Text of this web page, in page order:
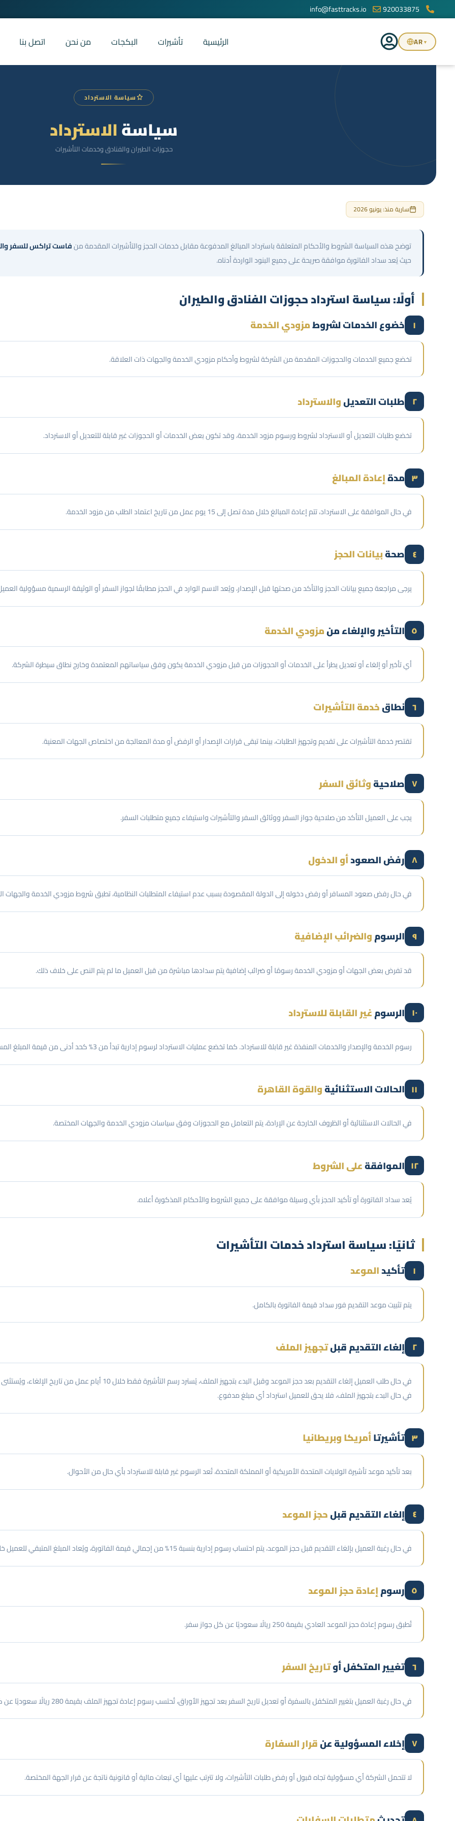
920033875
info@fasttracks.io
الرئيسية تأشيرات البكجات من نحن اتصل بنا ▼
AR
سياسة الاسترداد
سياسةالاسترداد
حجوزات الطيران والفنادق وخدمات التأشيرات
سارية منذ: يونيو 2026
توضح هذه السياسة الشروط والأحكام المتعلقة باسترداد المبالغ المدفوعة مقابل خدمات الحجز والتأشيرات المقدمة منفاست تراكس للسفر
حيث يُعد سداد الفاتورة موافقة صريحة على جميع البنود الواردة أدناه.
أولًا: سياسة استرداد حجوزات الفنادق والطيران
١ خضوع الخدمات لشروطمزودي الخدمة
تخضع جميع الخدمات والحجوزات المقدمة من الشركة لشروط وأحكام مزودي الخدمة والجهات ذات العلاقة.
٢ طلبات التعديلوالاسترداد
تخضع طلبات التعديل أو الاسترداد لشروط ورسوم مزود الخدمة، وقد تكون بعض الخدمات أو الحجوزات غير قابلة للتعديل أو الاسترداد.
٣ مدةإعادة المبالغ
في حال الموافقة على الاسترداد، تتم إعادة المبالغ خلال مدة تصل إلى 15 يوم عمل من تاريخ اعتماد الطلب من مزود الخدمة.
٤ صحةبيانات الحجز
يرجى مراجعة جميع بيانات الحجز والتأكد من صحتها قبل الإصدار، ويُعد الاسم الوارد في الحجز مطابقًا لجواز السفر أو الوثيقة الرسمية مسؤولية
٥ التأخير والإلغاء منمزودي الخدمة
أي تأخير أو إلغاء أو تعديل يطرأ على الخدمات أو الحجوزات من قبل مزودي الخدمة يكون وفق سياساتهم المعتمدة وخارج نطاق سيطرة الشركة.
٦ نطاقخدمة التأشيرات
تقتصر خدمة التأشيرات على تقديم وتجهيز الطلبات، بينما تبقى قرارات الإصدار أو الرفض أو مدة المعالجة من اختصاص الجهات المعنية.
٧ صلاحيةوثائق السفر
يجب على العميل التأكد من صلاحية جواز السفر ووثائق السفر والتأشيرات واستيفاء جميع متطلبات السفر.
٨ رفض الصعودأو الدخول
في حال رفض صعود المسافر أو رفض دخوله إلى الدولة المقصودة بسبب عدم استيفاء المتطلبات النظامية، تطبق شروط مزودي الخدمة والجهات
٩ الرسوموالضرائب الإضافية
قد تفرض بعض الجهات أو مزودي الخدمة رسومًا أو ضرائب إضافية يتم سدادها مباشرة من قبل العميل ما لم يتم النص على خلاف ذلك.
١٠ الرسومغير القابلة للاسترداد
رسوم الخدمة والإصدار والخدمات المنفذة غير قابلة للاسترداد. كما تخضع عمليات الاسترداد لرسوم إدارية تبدأ من 3% كحد أدنى من قيمة المبلغ المسترد.
١١ الحالات الاستثنائيةوالقوة القاهرة
في الحالات الاستثنائية أو الظروف الخارجة عن الإرادة، يتم التعامل مع الحجوزات وفق سياسات مزودي الخدمة والجهات المختصة.
١٢ الموافقةعلى الشروط
يُعد سداد الفاتورة أو تأكيد الحجز بأي وسيلة موافقة على جميع الشروط والأحكام المذكورة أعلاه.
ثانيًا: سياسة استرداد خدمات التأشيرات
١ تأكيدالموعد
يتم تثبيت موعد التقديم فور سداد قيمة الفاتورة بالكامل.
٢ إلغاء التقديم قبلتجهيز الملف
في حال طلب العميل إلغاء التقديم بعد حجز الموعد وقبل البدء بتجهيز
في حال البدء بتجهيز الملف، فلا يحق للعميل استرداد أي مبلغ مدفوع.
٣ تأشيرتاأمريكا وبريطانيا
بعد تأكيد موعد تأشيرة الولايات المتحدة الأمريكية أو المملكة المتحدة، تُعد الرسوم غير قابلة للاسترداد بأي حال من الأحوال.
٤ إلغاء التقديم قبلحجز الموعد
في حال رغبة العميل بإلغاء التقديم قبل حجز الموعد، يتم احتساب رسوم إدارية بنسبة 15% من إجمالي قيمة الفاتورة، ويُعاد المبلغ المتبقي للعميل خلال 10 أيام عمل من تاريخ الإلغاء.
٥ رسومإعادة حجز الموعد
تُطبق رسوم إعادة حجز الموعد العادي بقيمة 250 ريالًا سعوديًا عن كل جواز سفر.
٦ تغيير المتكفل أوتاريخ السفر
في حال رغبة العميل بتغيير المتكفل بالسفرة أو تعديل تاريخ السفر بعد تجهيز الأوراق، تُحتسب رسوم إعادة تجهيز الملف بقيمة 280 ريالًا سعوديًا عن كل شخص.
٧ إخلاء المسؤولية عنقرار السفارة
لا تتحمل الشركة أي مسؤولية تجاه قبول أو رفض طلبات التأشيرات، ولا تترتب عليها أي تبعات مالية أو قانونية ناتجة عن قرار الجهة المختصة.